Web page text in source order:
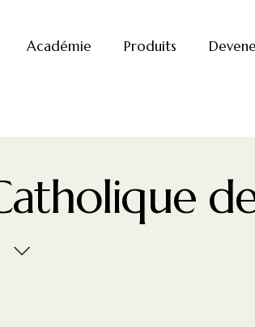
Académie Produits